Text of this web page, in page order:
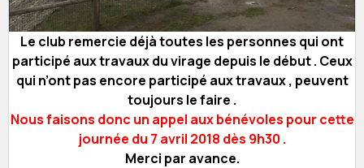
Le club remercie déjà toutes les personnes qui ont
participé aux travaux du virage depuis le début . Ceux
qui n’ont pas encore participé aux travaux , peuvent
toujours le faire .
Nous faisons donc un appel aux bénévoles pour cette
journée du 7 avril 2018 dès 9h30 .
Merci par avance.